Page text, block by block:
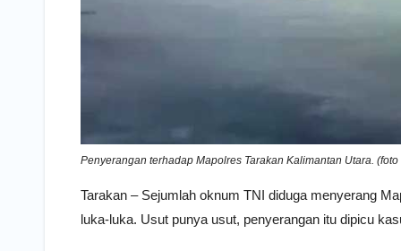
Penyerangan terhadap Mapolres Tarakan Kalimantan Utara.
Tarakan – Sejumlah oknum TNI diduga menyerang
luka-luka. Usut punya usut, penyerangan itu dipicu